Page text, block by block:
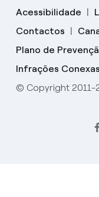
Acessibilidade
Contactos
Plano de
Infrações Conexas
© Copyright 2011-